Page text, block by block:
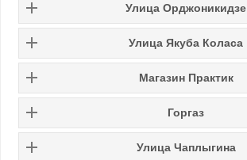
Улица Орджоникидзе
Улица Якуба Коласа
Магазин Практик
Горгаз
Улица Чаплыгина